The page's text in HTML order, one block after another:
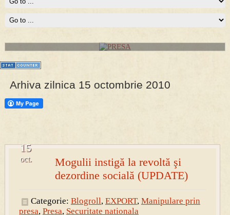
PRESA
Permise pentru vânătoarea de porci în costume, cu gulere albe
Arhiva zilnica 15 octombrie 2010
Mogulii instigă la revoltă şi
dezordine socială (UPDATE)
15
oct.
Categorie: Blogroll, EXPORT, Manipulare prin
presa, Presa, Securitate nationala